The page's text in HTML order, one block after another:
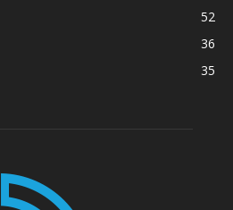
52
36
35